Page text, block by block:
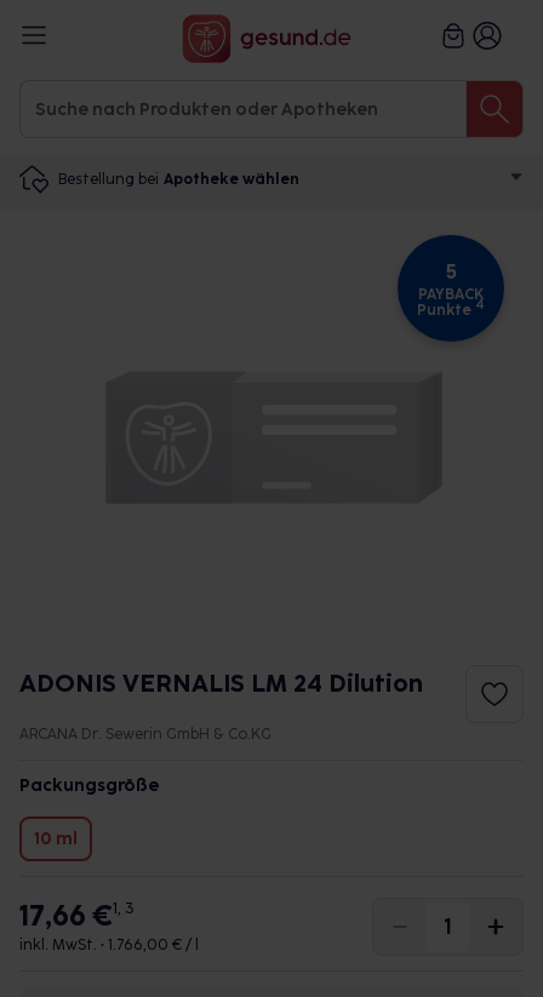
Bestellung bei Apotheke wählen
5
PAYBACK
Punkte 4
ADONIS VERNALIS LM 24 Dilution
ARCANA Dr. Sewerin GmbH & Co.KG
Packungsgröße
10 ml
17,66 €1, 3
inkl. MwSt. • 1.766,00 € / l